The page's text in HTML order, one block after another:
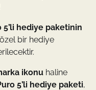
5’li hediye paketinin
bir hediye
ikonu haline
5’li hediye paketi,